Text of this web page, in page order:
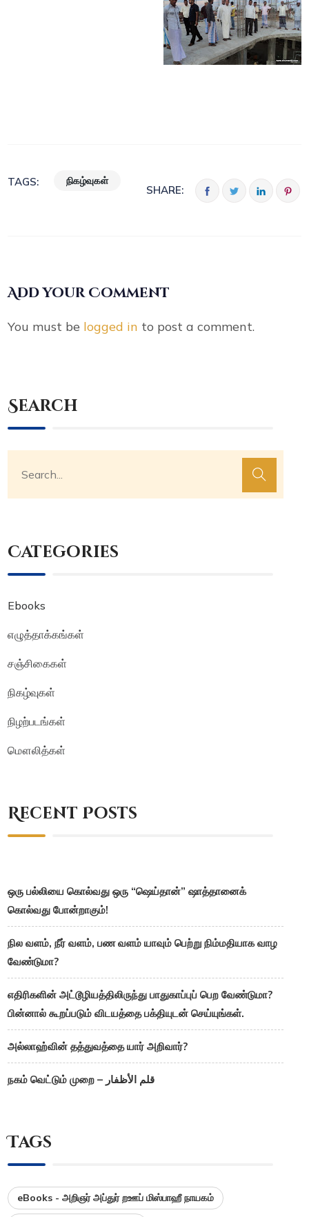
TAGS: நிகழ்வுகள்
SHARE:
Add your Comment
You must be logged in to post a comment.
Search
Categories
Ebooks
எழுத்தாக்கங்கள்
சஞ்சிகைகள்
நிகழ்வுகள்
நிழற்படங்கள்
மௌலித்கள்
Recent Posts
ஒரு பல்லியை கொல்வது ஒரு “ஷெய்தான்” ஷாத்தானைக்
கொல்வது போன்றாகும்!
நில வளம், நீர் வளம், பண வளம் யாவும் பெற்று நிம்மதியாக வாழ
வேண்டுமா?
எதிரிகளின் அட்டூழியத்திலிருந்து பாதுகாப்புப் பெற வேண்டுமா?
பின்னால் கூறப்படும் விடயத்தை பக்தியுடன் செய்யுங்கள்.
அல்லாஹ்வின் தத்துவத்தை யார் அறிவார்?
நகம் வெட்டும் முறை – قلم الأظفار
Tags
eBooks - அறிஞர் அப்துர் றஊப் மிஸ்பாஹீ நாயகம்